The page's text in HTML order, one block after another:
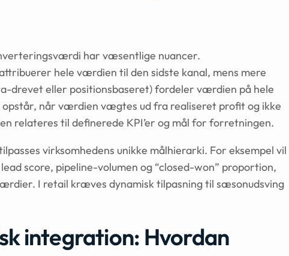
har væsentlige nuancer.
hele værdien til den sidste kanal, mens mere
drevet eller positionsbaseret) fordeler værdien på hele
opstår, når værdien vægtes ud fra realiseret profit og ikke
relateres til definerede KPI’er og mål for forretningen.
virksomhedens unikke målhierarki. For eksempel vil
score, pipeline-volumen og “closed-won” proportion,
I retail kræves dynamisk tilpasning til sæsonudsving
integration: Hvordan